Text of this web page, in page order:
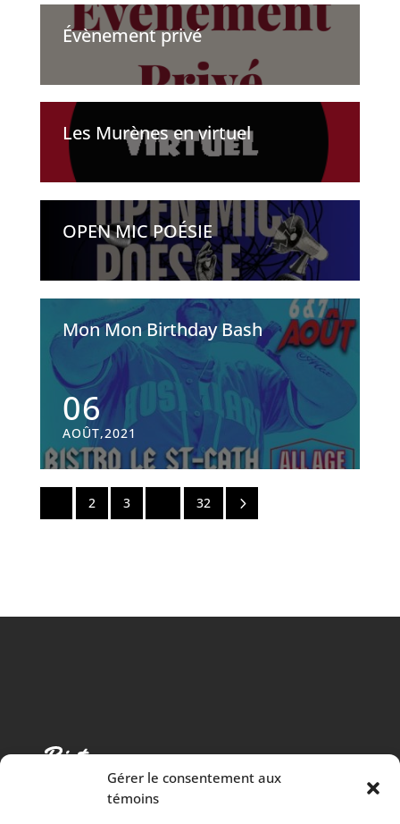
Gérer le consentement aux
témoins
Évènement privé
Les Murènes en virtuel
OPEN MIC POÉSIE
Mon Mon Birthday Bash
06
AOÛT,2021
2 3 32 5